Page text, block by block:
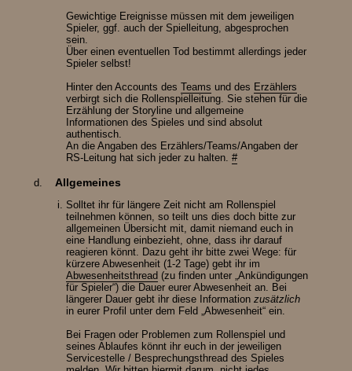
Gewichtige Ereignisse müssen mit dem jeweiligen
Spieler, ggf. auch der Spielleitung, abgesprochen
sein.
Über einen eventuellen Tod bestimmt allerdings jeder
Spieler selbst!
Hinter den Accounts desTeams und des Erzählers
verbirgt sich die Rollenspielleitung. Sie stehen für die
Erzählung der Storyline und allgemeine
Informationen des Spieles und sind absolut
authentisch.
An die Angaben des Erzählers/Teams/Angaben der
RS-Leitung hat sich jeder zu halten.#
Allgemeines
Solltet ihr für längere Zeit nicht am Rollenspiel
teilnehmen können, so teilt uns dies doch bitte zur
allgemeinen Übersicht mit, damit niemand euch in
eine Handlung einbezieht, ohne, dass ihr darauf
reagieren könnt. Dazu geht ihr bitte zwei Wege: für
kürzere Abwesenheit (1-2 Tage) gebt ihr im
Abwesenheitsthread (zu finden unter „Ankündigungen
für Spieler“) die Dauer eurer Abwesenheit an. Bei
längerer Dauer gebt ihr diese Informationzusätzlich
in eurer Profil unter dem Feld „Abwesenheit“ ein.
Bei Fragen oder Problemen zum Rollenspiel und
seines Ablaufes könnt ihr euch in der jeweiligen
Servicestelle / Besprechungsthread des Spieles